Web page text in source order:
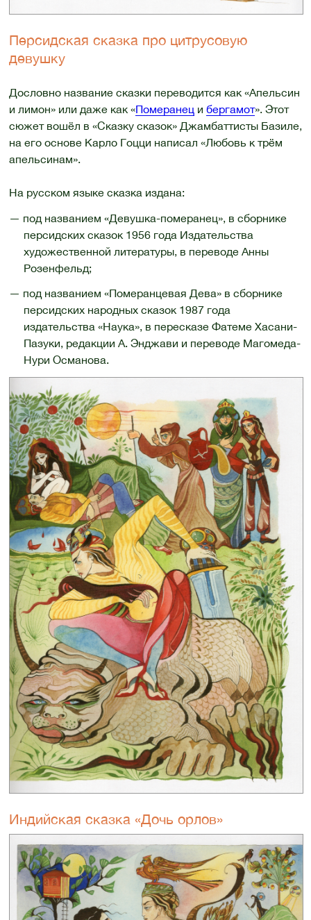
Персидская сказка про цитрусовую
девушку
Дословно название сказки переводится как «Апельсин
и лимон» или даже как «Померанец и бергамот». Этот
сюжет вошёл в «Сказку сказок» Джамбаттисты Базиле,
на его основе Карло Гоцци написал «Любовь к трём
апельсинам».
На русском языке сказка издана:
— под названием «Девушка-померанец», в сборнике
персидских сказок 1956 года Издательства
художественной литературы, в переводе Анны
Розенфельд;
— под названием «Померанцевая Дева» в сборнике
персидских народных сказок 1987 года
издательства «Наука», в пересказе Фатеме Хасани-
Пазуки, редакции А. Энджави и переводе Магомеда-
Нури Османова.
Индийская сказка «Дочь орлов»